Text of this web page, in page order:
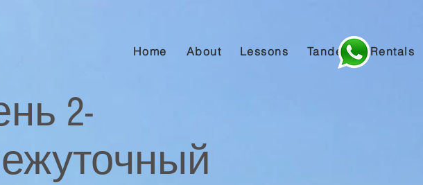
Home About Lessons Tandem Rentals
2-